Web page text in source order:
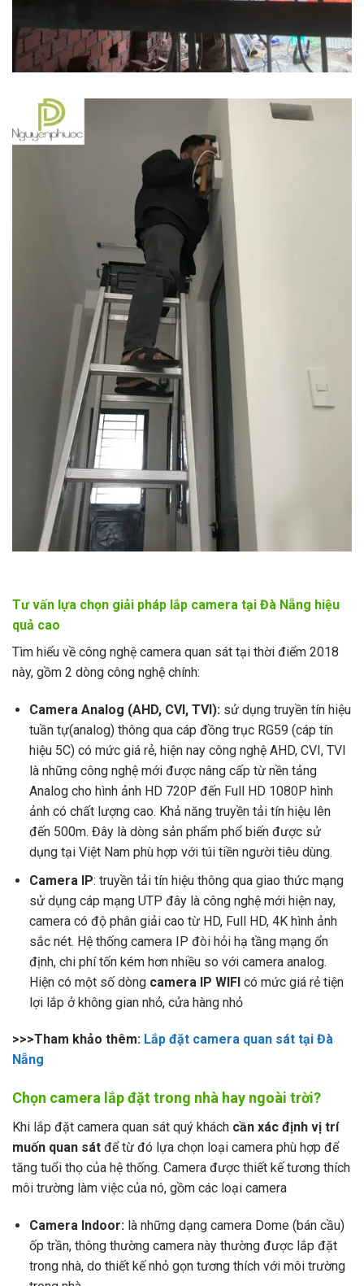
Tư vấn lựa chọn giải pháp lắp camera tại Đà Nẵng hiệu
quả cao
Tìm hiểu về công nghệ camera quan sát tại thời điểm 2018
này, gồm 2 dòng công nghệ chính:
Camera Analog (AHD, CVI, TVI):sử dụng truyền tín hiệu
tuần tự(analog) thông qua cáp đồng trục RG59 (cáp tín
hiệu 5C) có mức giá rẻ, hiện nay công nghệ AHD, CVI, TVI
là những công nghệ mới được nâng cấp từ nền tảng
Analog cho hình ảnh HD 720P đến Full HD 1080P hình
ảnh có chất lượng cao. Khả năng truyền tải tín hiệu lên
đến 500m. Đây là dòng sản phẩm phổ biến được sử
dụng tại Việt Nam phù hợp với túi tiền người tiêu dùng.
Camera IP: truyền tải tín hiệu thông qua giao thức mạng
sử dụng cáp mạng UTP đây là công nghệ mới hiện nay,
camera có độ phân giải cao từ HD, Full HD, 4K hình ảnh
sắc nét. Hệ thống camera IP đòi hỏi hạ tầng mạng ổn
định, chi phí tốn kém hơn nhiều so với camera analog.
Hiện có một số dòng camera IP WIFIcó mức giá rẻ tiện
lợi lắp ở không gian nhỏ, cửa hàng nhỏ
>>>Tham khảo thêm: Lắp đặt camera quan sát tại Đà
Nẵng
Chọn camera lắp đặt trong nhà hay ngoài trời?
Khi lắp đặt camera quan sát quý khách cần xác định vị trí
muốn quan sát để từ đó lựa chọn loại camera phù hợp để
tăng tuổi thọ của hệ thống. Camera được thiết kế tương thích
môi trường làm việc của nó, gồm các loại camera
Camera Indoor:là những dạng camera Dome (bán cầu)
ốp trần, thông thường camera này thường được lắp đặt
trong nhà, do thiết kế nhỏ gọn tương thích với môi trường